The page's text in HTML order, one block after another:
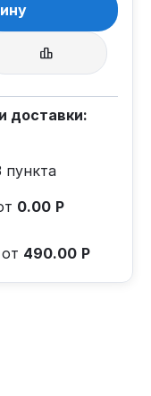
доставки:
пункта
0.00 Р
490.00 Р